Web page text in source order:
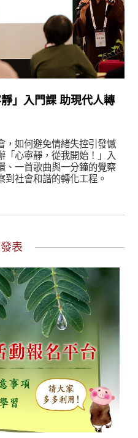
」入門課 助現代人轉
，如何避免情緒失控引發憾
「心寧靜，從我開始！」入
、一首歌曲與一分鐘的覺察
社會和諧的轉化工程。
表